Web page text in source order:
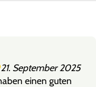
21. September 2025
einen guten